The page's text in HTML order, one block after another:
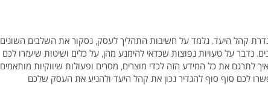
קהל היעד. נלמד על חשיבות התהליך לעסק, נסקור את השלבים השונים
נדבר על טעויות נפוצות שכדאי להימנע מהן, על כלים ושיטות שיעזרו לכם
לתרגם את כל המידע הזה לכדי מוצרים, מסרים ופעולות שיווקיות מותאמים
לכם סוף סוף להגדיר נכון את קהל היעד ולהניע את העסק שלכם